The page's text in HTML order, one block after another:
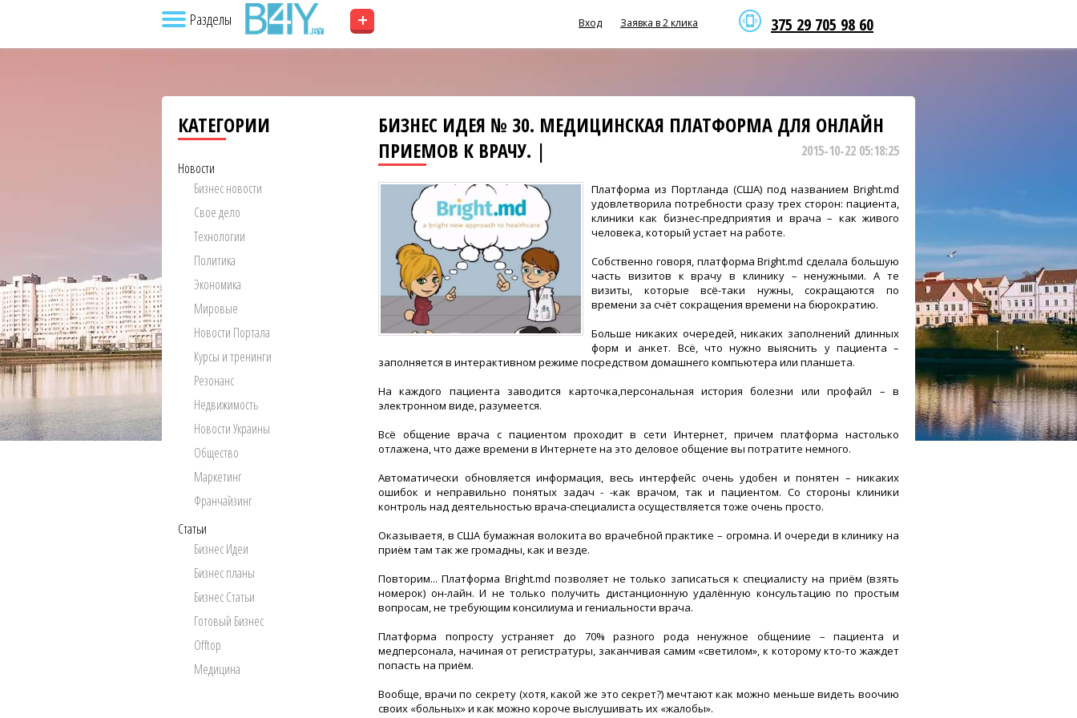
Разделы + 375 29 705 98 60
Вход Заявка в 2 клика
КАТЕГОРИИ
Новости
Бизнес новости
Свое дело
Технологии
Политика
Экономика
Мировые
Новости Портала
Курсы и тренинги
Резонанс
Недвижимость
Новости Украины
Общество
Маркетинг
Франчайзинг
Статьи
Бизнес Идеи
Бизнес планы
Бизнес Статьи
Готовый Бизнес
Offtop
Медицина
БИЗНЕС ИДЕЯ № 30. МЕДИЦИНСКАЯ ПЛАТФОРМА ДЛЯ ОНЛАЙН
ПРИЕМОВ К ВРАЧУ. |
2015-10-22 05:18:25
Платформа из Портланда (США) под названием Bright.md
удовлетворила потребности сразу трех сторон: пациента,
клиники как бизнес-предприятия и врача – как живого
человека, который устает на работе.
Собственно говоря, платформа Bright.md сделала большую
часть визитов к врачу в клинику – ненужными. А те
визиты, которые всё-таки нужны, сокращаются по
времени за счёт сокращения времени на бюрократию.
Больше никаких очередей, никаких заполнений длинных
форм и анкет. Всё, что нужно выяснить у пациента –
заполняется в интерактивном режиме посредством домашнего компьютера или планшета.
На каждого пациента заводится карточка,персональная история болезни или профайл – в
электронном виде, разумеется.
Всё общение врача с пациентом проходит в сети Интернет, причем платформа настолько
отлажена, что даже времени в Интернете на это деловое общение вы потратите немного.
Автоматически обновляется информация, весь интерфейс очень удобен и понятен – никаких
ошибок и неправильно понятых задач - -как врачом, так и пациентом. Со стороны клиники
контроль над деятельностью врача-специалиста осуществляется тоже очень просто.
Оказываетя, в США бумажная волокита во врачебной практике – огромна. И очереди в клинику на
приём там так же громадны, как и везде.
Повторим... Платформа Bright.md позволяет не только записаться к специалисту на приём (взять
номерок) он-лайн. И не только получить дистанционную удалённую консультацию по простым
вопросам, не требующим консилиума и гениальности врача.
Платформа попросту устраняет до 70% разного рода ненужное общениие – пациента и
медперсонала, начиная от регистратуры, заканчивая самим «светилом», к которому кто-то жаждет
попасть на приём.
Вообще, врачи по секрету (хотя, какой же это секрет?) мечтают как можно меньше видеть воочию
своих «больных» и как можно короче выслушивать их «жалобы».